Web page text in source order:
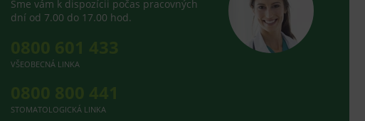
Sme vám k dispozícii počas pracovných
dní od 7.00 do 17.00 hod.
VŠEOBECNÁ LINKA
STOMATOLOGICKÁ LINKA